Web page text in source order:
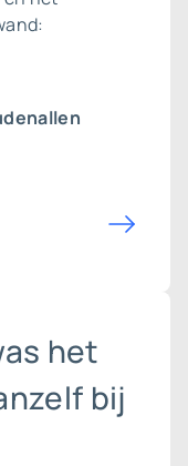
het
bij